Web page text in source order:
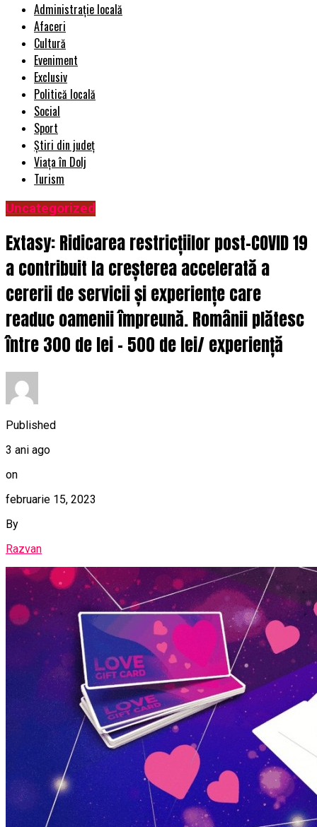
Administrație locală
Afaceri
Cultură
Eveniment
Exclusiv
Politică locală
Social
Sport
Știri din județ
Viața în Dolj
Turism
Uncategorized
Extasy: Ridicarea restricțiilor post-COVID 19
a contribuit la creșterea accelerată a
cererii de servicii și experiențe care
readuc oamenii împreună. Românii plătesc
între 300 de lei – 500 de lei/ experiență
Published
3 ani ago
on
februarie 15, 2023
By
Razvan